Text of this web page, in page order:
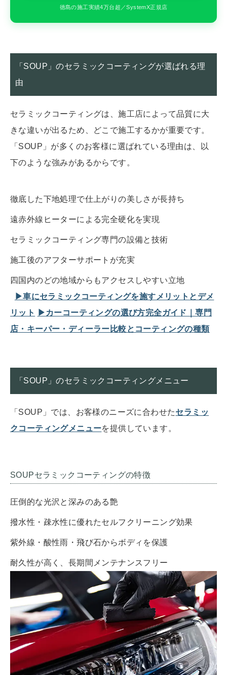
徳島の施工実績4万台超／SystemX正規店
「SOUP」のセラミックコーティングが選ばれる理
由
セラミックコーティングは、施工店によって品質に大
きな違いが出るため、どこで施工するかが重要です。
「SOUP」が多くのお客様に選ばれている理由は、以
下のような強みがあるからです。
徹底した下地処理で仕上がりの美しさが長持ち
遠赤外線ヒーターによる完全硬化を実現
セラミックコーティング専門の設備と技術
施工後のアフターサポートが充実
四国内のどの地域からもアクセスしやすい立地
▶︎車にセラミックコーティングを施すメリットとデメ
リット
▶︎カーコーティングの選び方完全ガイド｜専門
店・キーパー・ディーラー比較とコーティングの種類
「SOUP」のセラミックコーティングメニュー
「SOUP」では、お客様のニーズに合わせたセラミッ
クコーティングメニューを提供しています。
SOUPセラミックコーティングの特徴
圧倒的な光沢と深みのある艶
撥水性・疎水性に優れたセルフクリーニング効果
紫外線・酸性雨・飛び石からボディを保護
耐久性が高く、長期間メンテナンスフリー